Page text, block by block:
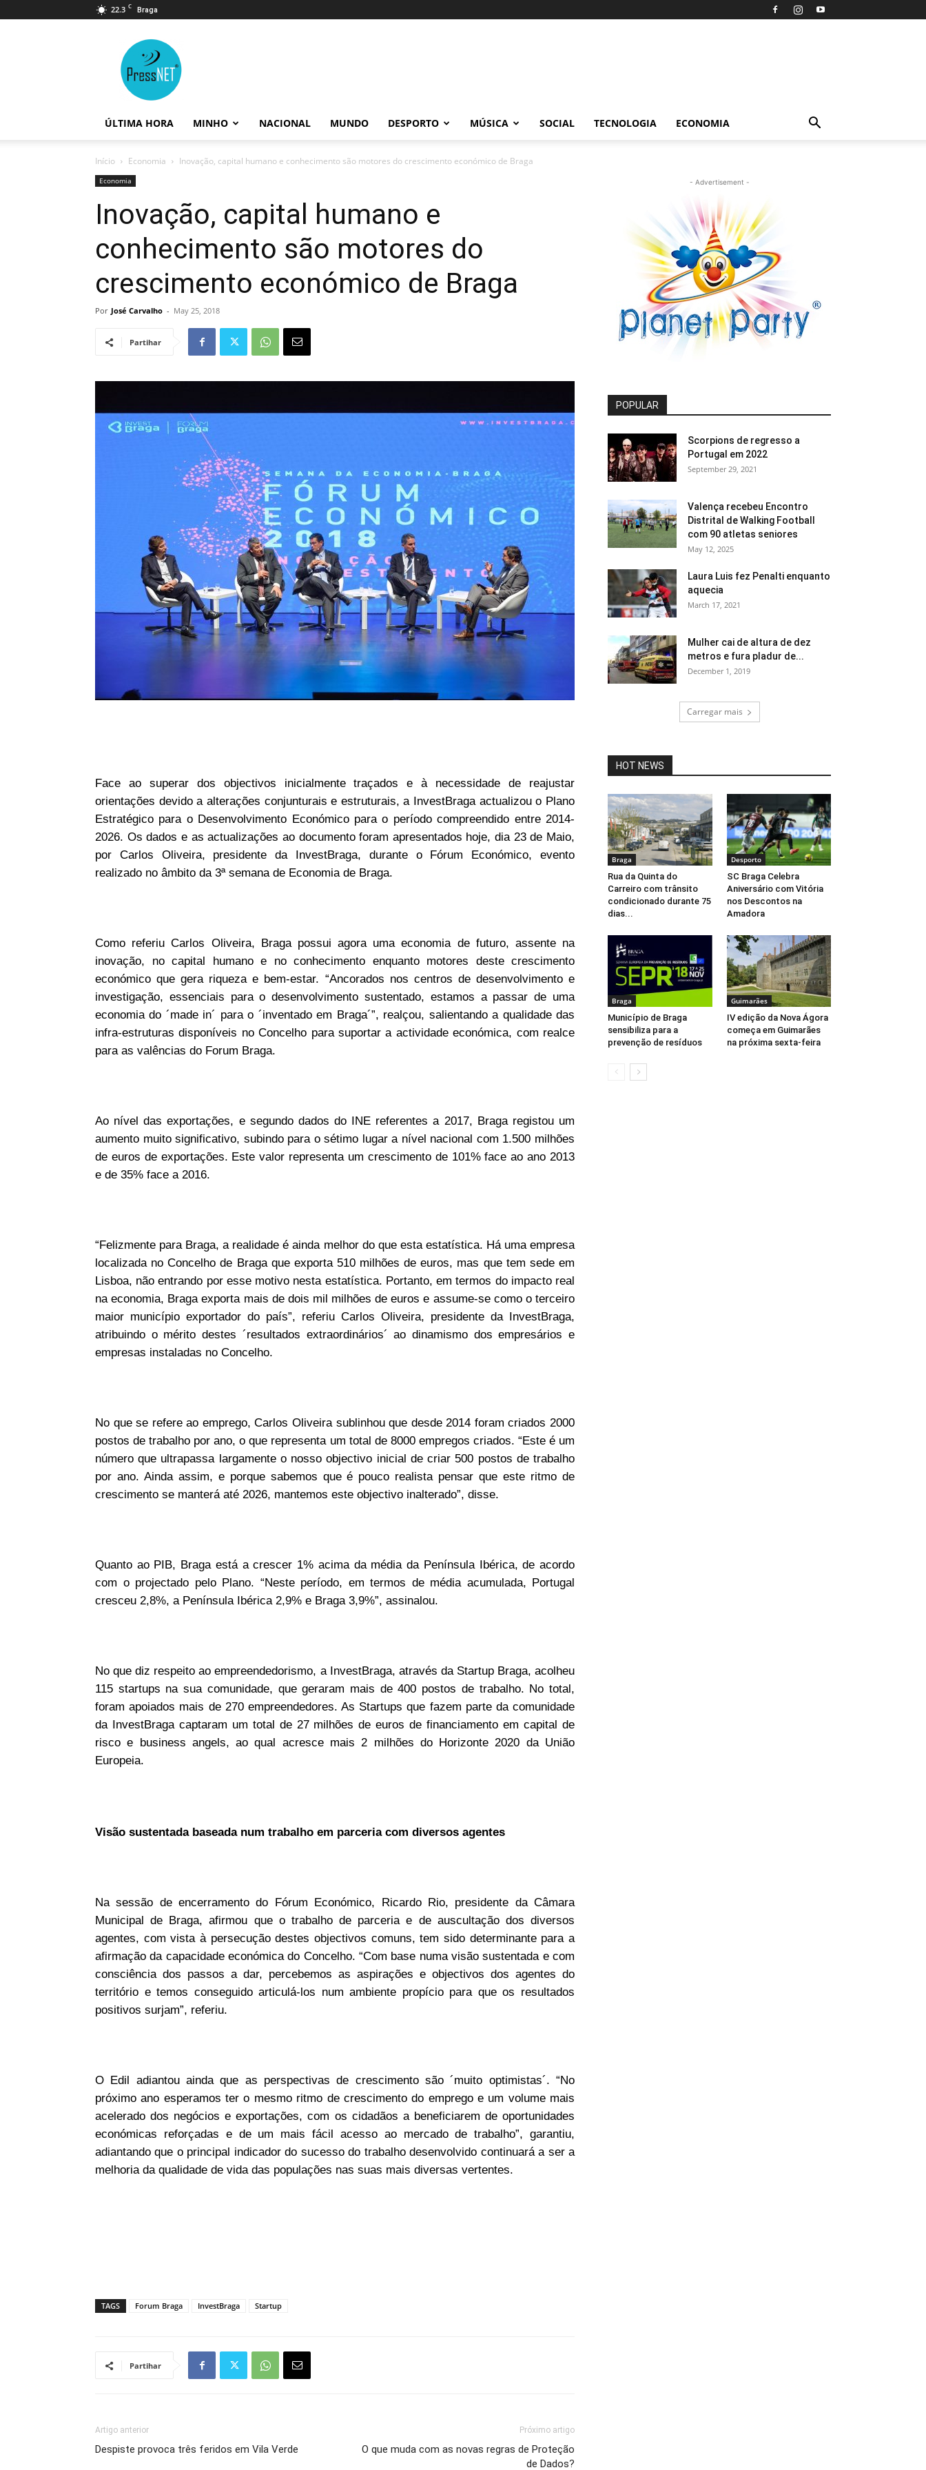
22.3 C Braga
ÚLTIMA HORA MINHO NACIONAL MUNDO DESPORTO MÚSICA SOCIAL TECNOLOGIA ECONOMIA
Início Economia Inovação, capital humano e conhecimento são motores do crescimento económico de Braga
Economia
Inovação, capital humano e
conhecimento são motores do
crescimento económico de Braga
Por José Carvalho - May 25, 2018
Partihar
Face ao superar dos objectivos inicialmente traçados e à necessidade de reajustar
orientações devido a alterações conjunturais e estruturais, a InvestBraga actualizou o Plano
Estratégico para o Desenvolvimento Económico para o período compreendido entre 2014-
2026. Os dados e as actualizações ao documento foram apresentados hoje, dia 23 de Maio,
por Carlos Oliveira, presidente da InvestBraga, durante o Fórum Económico, evento
realizado no âmbito da 3ª semana de Economia de Braga.
Como referiu Carlos Oliveira, Braga possui agora uma economia de futuro, assente na
inovação, no capital humano e no conhecimento enquanto motores deste crescimento
económico que gera riqueza e bem-estar. “Ancorados nos centros de desenvolvimento e
investigação, essenciais para o desenvolvimento sustentado, estamos a passar de uma
economia do ´made in´ para o ´inventado em Braga´”, realçou, salientando a qualidade das
infra-estruturas disponíveis no Concelho para suportar a actividade económica, com realce
para as valências do Forum Braga.
Ao nível das exportações, e segundo dados do INE referentes a 2017, Braga registou um
aumento muito significativo, subindo para o sétimo lugar a nível nacional com 1.500 milhões
de euros de exportações. Este valor representa um crescimento de 101% face ao ano 2013
e de 35% face a 2016.
“Felizmente para Braga, a realidade é ainda melhor do que esta estatística. Há uma empresa
localizada no Concelho de Braga que exporta 510 milhões de euros, mas que tem sede em
Lisboa, não entrando por esse motivo nesta estatística. Portanto, em termos do impacto real
na economia, Braga exporta mais de dois mil milhões de euros e assume-se como o terceiro
maior município exportador do país”, referiu Carlos Oliveira, presidente da InvestBraga,
atribuindo o mérito destes ´resultados extraordinários´ ao dinamismo dos empresários e
empresas instaladas no Concelho.
No que se refere ao emprego, Carlos Oliveira sublinhou que desde 2014 foram criados 2000
postos de trabalho por ano, o que representa um total de 8000 empregos criados. “Este é um
número que ultrapassa largamente o nosso objectivo inicial de criar 500 postos de trabalho
por ano. Ainda assim, e porque sabemos que é pouco realista pensar que este ritmo de
crescimento se manterá até 2026, mantemos este objectivo inalterado”, disse.
Quanto ao PIB, Braga está a crescer 1% acima da média da Península Ibérica, de acordo
com o projectado pelo Plano. “Neste período, em termos de média acumulada, Portugal
cresceu 2,8%, a Península Ibérica 2,9% e Braga 3,9%”, assinalou.
No que diz respeito ao empreendedorismo, a InvestBraga, através da Startup Braga, acolheu
115 startups na sua comunidade, que geraram mais de 400 postos de trabalho. No total,
foram apoiados mais de 270 empreendedores. As Startups que fazem parte da comunidade
da InvestBraga captaram um total de 27 milhões de euros de financiamento em capital de
risco e business angels, ao qual acresce mais 2 milhões do Horizonte 2020 da União
Europeia.
Visão sustentada baseada num trabalho em parceria com diversos agentes
Na sessão de encerramento do Fórum Económico, Ricardo Rio, presidente da Câmara
Municipal de Braga, afirmou que o trabalho de parceria e de auscultação dos diversos
agentes, com vista à persecução destes objectivos comuns, tem sido determinante para a
afirmação da capacidade económica do Concelho. “Com base numa visão sustentada e com
consciência dos passos a dar, percebemos as aspirações e objectivos dos agentes do
território e temos conseguido articulá-los num ambiente propício para que os resultados
positivos surjam”, referiu.
O Edil adiantou ainda que as perspectivas de crescimento são ´muito optimistas´. “No
próximo ano esperamos ter o mesmo ritmo de crescimento do emprego e um volume mais
acelerado dos negócios e exportações, com os cidadãos a beneficiarem de oportunidades
económicas reforçadas e de um mais fácil acesso ao mercado de trabalho”, garantiu,
adiantando que o principal indicador do sucesso do trabalho desenvolvido continuará a ser a
melhoria da qualidade de vida das populações nas suas mais diversas vertentes.
TAGS Forum Braga InvestBraga Startup
Partihar
Artigo anterior
Despiste provoca três feridos em Vila Verde
Próximo artigo
O que muda com as novas regras de Proteção
de Dados?
- Advertisement -
POPULAR
Scorpions de regresso a
Portugal em 2022
September 29, 2021
Valença recebeu Encontro
Distrital de Walking Football
com 90 atletas seniores
May 12, 2025
Laura Luis fez Penalti enquanto
aquecia
March 17, 2021
Mulher cai de altura de dez
metros e fura pladur de...
December 1, 2019
Carregar mais
HOT NEWS
Braga
Rua da Quinta do
Carreiro com trânsito
condicionado durante 75
dias...
Desporto
SC Braga Celebra
Aniversário com Vitória
nos Descontos na
Amadora
Braga
Município de Braga
sensibiliza para a
prevenção de resíduos
Guimarães
IV edição da Nova Ágora
começa em Guimarães
na próxima sexta-feira